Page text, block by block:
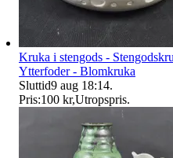
Kruka i stengods -
Ytterfoder - Blomkruka
Sluttid9 aug 18:14.
Pris:100 kr,Utropspris.